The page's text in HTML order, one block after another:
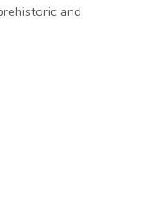
and